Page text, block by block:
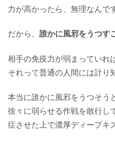
力が高かったら、無理なんで
だから、 誰かに風邪をうつす
相手の免疫力が弱まっていれ
それって普通の人間には計り
本当に誰かに風邪をうつそう
徐々に弱らせる作戦を敢行し
症させた上で濃厚ディープキ